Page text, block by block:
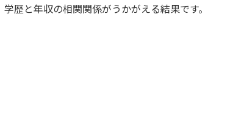
歴と年収の相関関係がうかがえる結果です。